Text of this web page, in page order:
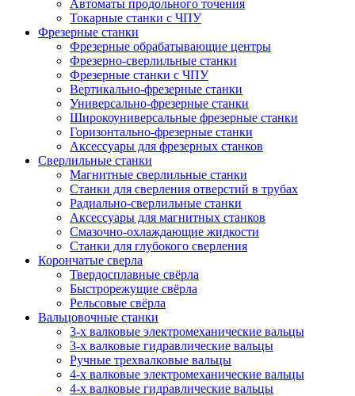
Автоматы продольного точения
Токарные станки с ЧПУ
Фрезерные станки
Фрезерные обрабатывающие центры
Фрезерно-сверлильные станки
Фрезерные станки с ЧПУ
Вертикально-фрезерные станки
Универсально-фрезерные станки
Широкоуниверсальные фрезерные станки
Горизонтально-фрезерные станки
Аксессуары для фрезерных станков
Сверлильные станки
Магнитные сверлильные станки
Станки для сверления отверстий в трубах
Радиально-сверлильные станки
Аксессуары для магнитных станков
Смазочно-охлаждающие жидкости
Станки для глубокого сверления
Корончатые сверла
Твердосплавные свёрла
Быстрорежущие свёрла
Рельсовые свёрла
Вальцовочные станки
3-х валковые электромеханические вальцы
3-х валковые гидравлические вальцы
Ручные трехвалковые вальцы
4-х валковые электромеханические вальцы
4-х валковые гидравлические вальцы